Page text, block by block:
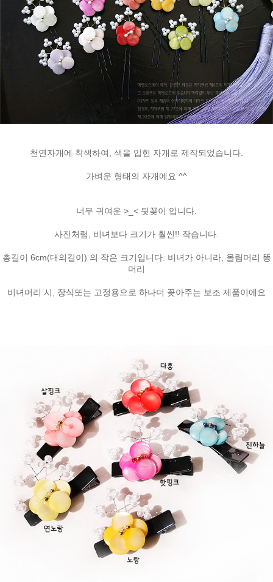
천연자개에 착색하여, 색을 입힌 자개로 제작되었습니다.
가벼운 형태의 자개에요 ^^
너무 귀여운 >_< 뒷꽂이 입니다.
사진처럼, 비녀보다 크기가 훨씬!! 작습니다.
총길이 6cm(대의길이) 의 작은 크기입니다. 비녀가 아니라, 올림머리 똥
머리
비녀머리 시, 장식또는 고정용으로 하나더 꽂아주는 보조 제품이에요